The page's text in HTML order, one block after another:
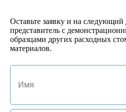
+
арт. JA-01132-P
Кол-во:
Оставьте заявку и на
представитель с
образцами других расходных
материалов.